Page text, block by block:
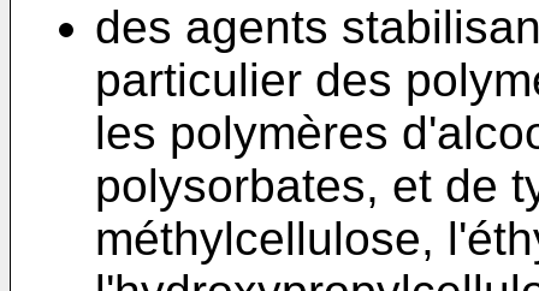
des agents
particulier des
les polymères
polysorbates, et de
méthylcellulose,